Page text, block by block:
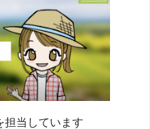
担当しています